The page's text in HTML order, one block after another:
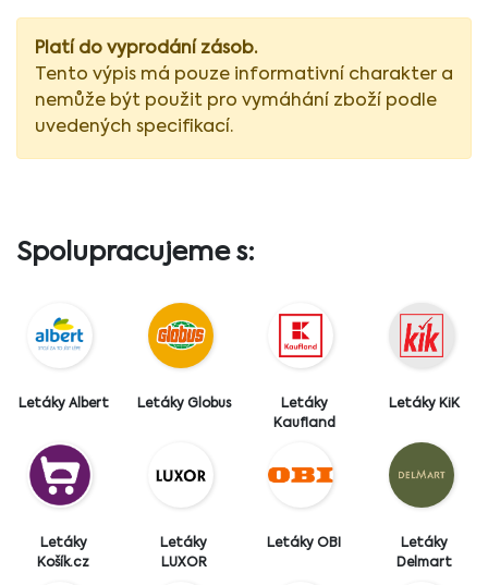
Platí do vyprodání zásob.
Tento výpis má pouze informativní charakter a
nemůže být použit pro vymáhání zboží podle
uvedených specifikací.
Spolupracujeme s:
Letáky Albert Letáky Globus
Letáky
Kaufland
Letáky KiK
Letáky
Košík.cz
Letáky
LUXOR
Letáky OBI
Letáky
Delmart